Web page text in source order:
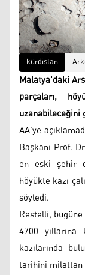
kürdistan
Malatya'daki
parçaları,
uzanabileceğini
AA'ye
Başkanı Prof.
en eski şehir
höyükte kazı
söyledi.
Restelli,
4700
kazılarında
tarihini milattan